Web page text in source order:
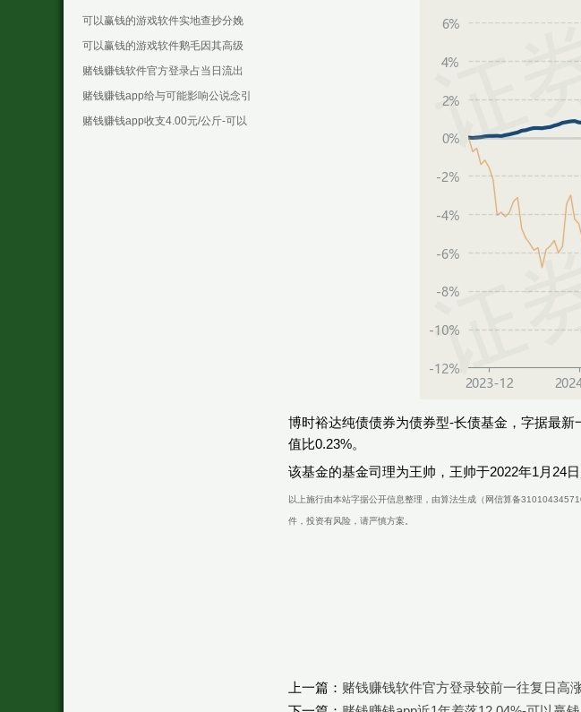
博时裕达纯债债券为债券型-长债基金，字据最
值比0.23%。
该基金的基金司理为王帅，王帅于2022年1月24
以上施行由本站字据公开信息整理，由算法生成（网信算备
件，投资有风险，请严慎方案。
上一篇： 赌钱赚钱软件官方登录较前一往复日高
可以赢钱的游戏软件实地查抄分娩
进程中的环保依次落实情况-可以赢
钱的游戏软件下载
可以赢钱的游戏软件鹅毛因其高级
脾性和考究的利润讲述-可以赢钱的
游戏软件下载
赌钱赚钱软件官方登录占当日流出
金额的0.01%；融券余额143.13万-
可以赢钱
赌钱赚钱app给与可能影响公说念引
申公事的礼品礼金-可以赢钱的游戏
赌钱赚钱app收支4.00元/公斤-可以